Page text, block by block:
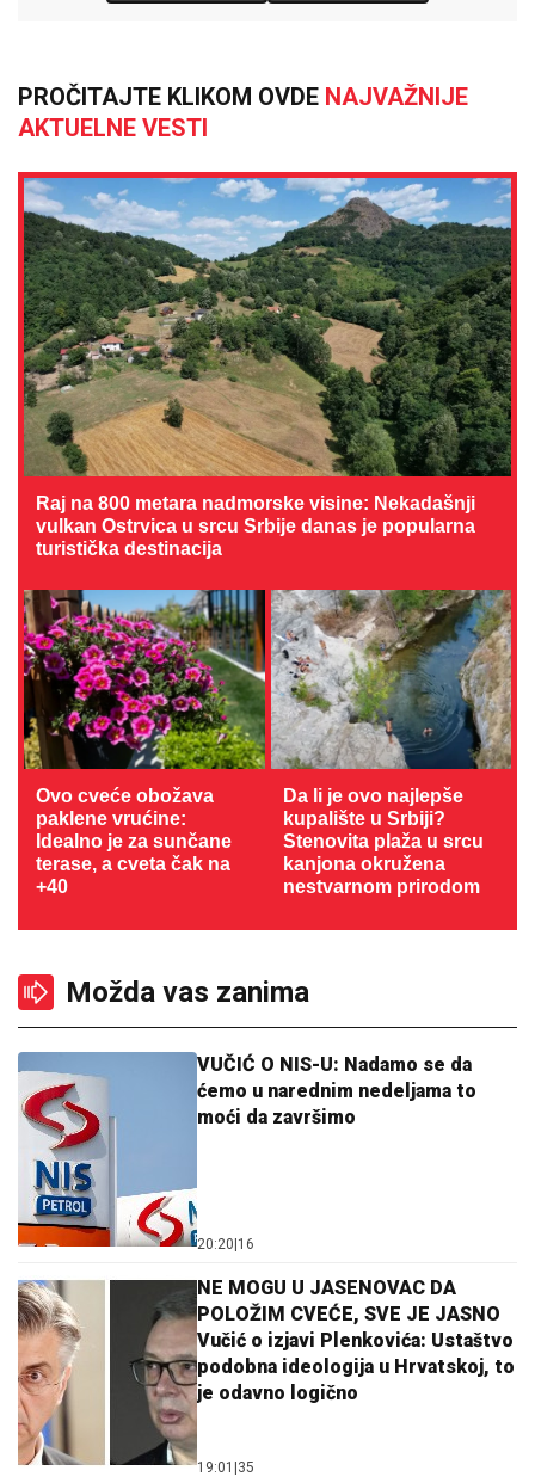
PROČITAJTE KLIKOM OVDE NAJVAŽNIJE
AKTUELNE VESTI
Raj na 800 metara nadmorske visine: Nekadašnji
vulkan Ostrvica u srcu Srbije danas je popularna
turistička destinacija
Ovo cveće obožava
paklene vrućine:
Idealno je za sunčane
terase, a cveta čak na
+40
Da li je ovo najlepše
kupalište u Srbiji?
Stenovita plaža u srcu
kanjona okružena
nestvarnom prirodom
Možda vas zanima
VUČIĆ O NIS-U: Nadamo se da
ćemo u narednim nedeljama to
moći da završimo
20:20 16
NE MOGU U JASENOVAC DA
POLOŽIM CVEĆE, SVE JE JASNO
Vučić o izjavi Plenkovića: Ustaštvo
podobna ideologija u Hrvatskoj, to
je odavno logično
19:01 35